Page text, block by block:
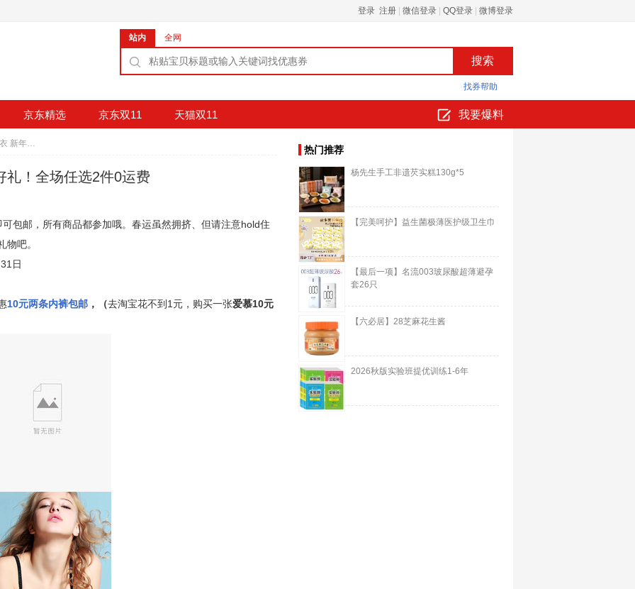
登录 注册 微信登录 QQ登录 微博登录
站内 全网
找券帮助
京东精选 京东双11 天猫双11 我要爆料
促销活动：爱慕内衣 新年有好礼！全场任选2件0运费
礼！全场任选2件0运费
包邮，所有商品都参加哦。春运虽然拥挤、但请注意hold住
吧。
日
10元两条内裤包邮 ，（去淘宝花不到1元，购买一张爱慕10元
热门推荐
杨先生手工非遗芡实糕130g*5
【完美呵护】益生菌极薄医护级卫生巾
【最后一项】名流003玻尿酸超薄避孕
套26只
【六必居】28芝麻花生酱
2026秋版实验班提优训练1-6年